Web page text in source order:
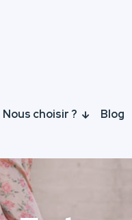
Nous choisir ? Blog